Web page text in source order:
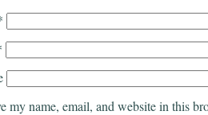
my name, email, and website in this